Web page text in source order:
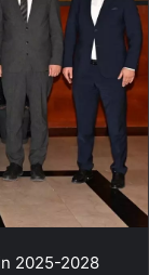
2025-2028